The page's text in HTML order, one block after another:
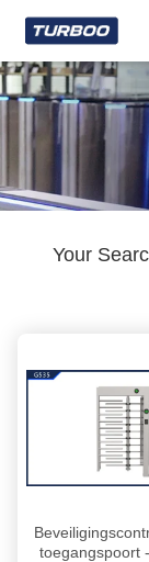
Your
toegangspoort